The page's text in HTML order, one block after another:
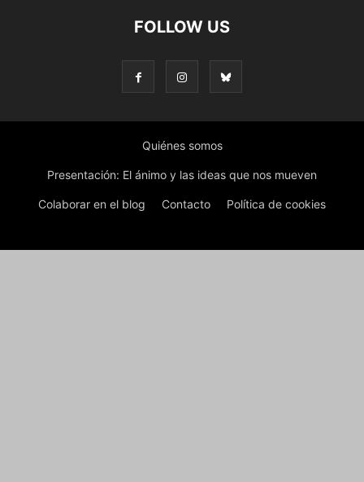
FOLLOW US
Quiénes somos
Presentación: El ánimo y las ideas que nos mueven
Colaborar en el blog Contacto Política de cookies